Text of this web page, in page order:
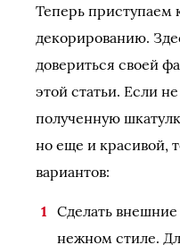
Теперь приступаем
декорированию.
довериться своей
этой статьи. Если
полученную
но еще и красивой,
вариантов:
Сделать
нежном стиле.